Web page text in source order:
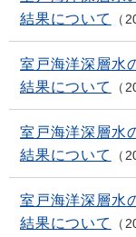
結果について
室戸海洋深層水
結果について
室戸海洋深層水
結果について
室戸海洋深層水
結果について